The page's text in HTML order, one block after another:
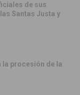
de sus
Santas Justa y
la procesión de la